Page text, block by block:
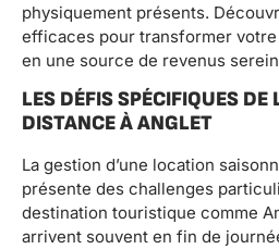
physiquement présents.
efficaces pour transformer
en une source de revenus
LES DÉFIS SPÉCIFIQUES DE
DISTANCE À ANGLET
La gestion d’une location
présente des challenges
destination touristique comme
arrivent souvent en fin de